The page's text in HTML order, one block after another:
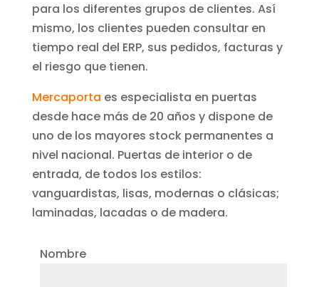
para los diferentes grupos de clientes. Así
mismo, los clientes pueden consultar en
tiempo real del ERP, sus pedidos, facturas y
el riesgo que tienen.
Mercaporta es especialista en puertas
desde hace más de 20 años y dispone de
uno de los mayores stock permanentes a
nivel nacional. Puertas de interior o de
entrada, de todos los estilos:
vanguardistas, lisas, modernas o clásicas;
laminadas, lacadas o de madera.
Nombre